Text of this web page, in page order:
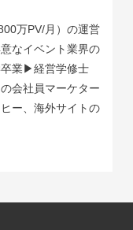
万PV/月）の運営
なイベント業界の
業▶経営学修士
会社員マーケター
ー、海外サイトの